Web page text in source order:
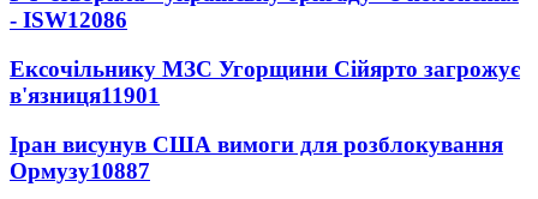
- ISW12086
Ексочільнику МЗС Угорщини Сійярто загрожує
в'язниця11901
Іран висунув США вимоги для розблокування
Ормузу10887